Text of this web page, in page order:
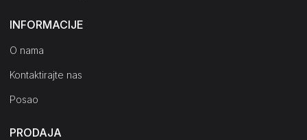
INFORMACIJE
O nama
Kontaktirajte nas
Posao
PRODAJA